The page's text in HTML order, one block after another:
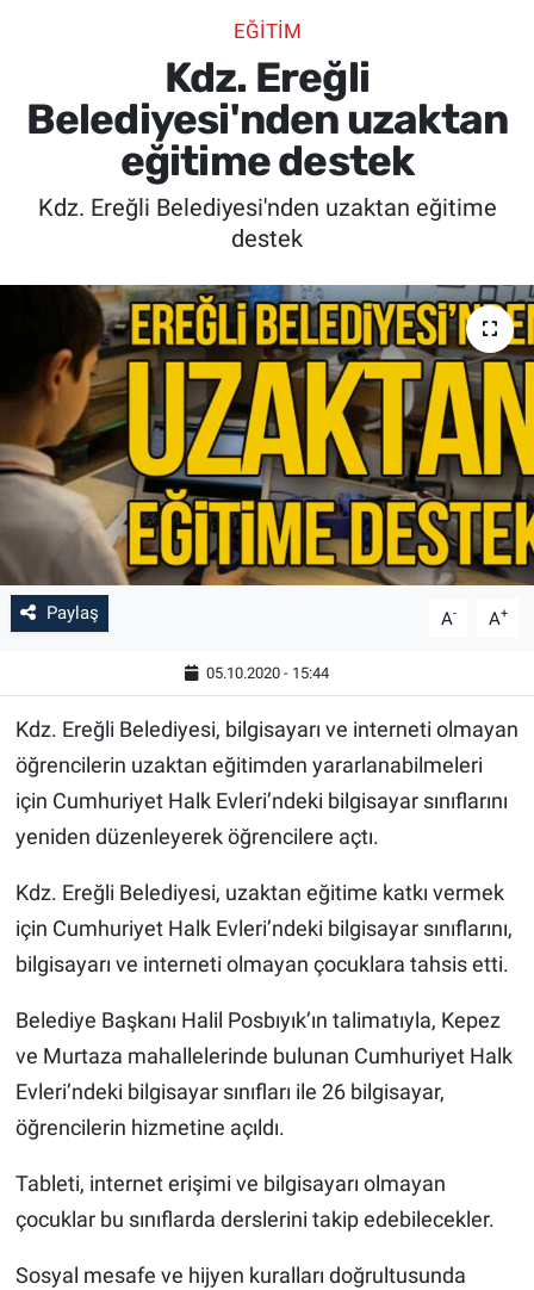
EĞİTİM
Kdz. Ereğli
Belediyesi'nden uzaktan
eğitime destek
Kdz. Ereğli Belediyesi'nden uzaktan eğitime
destek
Paylaş A- A+
05.10.2020 - 15:44
Kdz. Ereğli Belediyesi, bilgisayarı ve interneti olmayan
öğrencilerin uzaktan eğitimden yararlanabilmeleri
için Cumhuriyet Halk Evleri’ndeki bilgisayar sınıflarını
yeniden düzenleyerek öğrencilere açtı.
Kdz. Ereğli Belediyesi, uzaktan eğitime katkı vermek
için Cumhuriyet Halk Evleri’ndeki bilgisayar sınıflarını,
bilgisayarı ve interneti olmayan çocuklara tahsis etti.
Belediye Başkanı Halil Posbıyık’ın talimatıyla, Kepez
ve Murtaza mahallelerinde bulunan Cumhuriyet Halk
Evleri’ndeki bilgisayar sınıfları ile 26 bilgisayar,
öğrencilerin hizmetine açıldı.
Tableti, internet erişimi ve bilgisayarı olmayan
çocuklar bu sınıflarda derslerini takip edebilecekler.
Sosyal mesafe ve hijyen kuralları doğrultusunda
SPOR
SAĞLIK